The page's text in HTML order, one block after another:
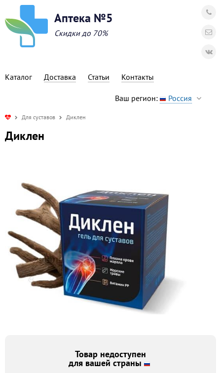
Аптека №5
Скидки до 70%
Каталог Доставка Статьи Контакты
Ваш регион: Россия
Для суставов Диклен
Диклен
Товар недоступен
для вашей страны